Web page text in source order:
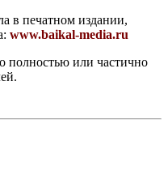
в печатном издании,
www.baikal-media.ru
полностью или частично